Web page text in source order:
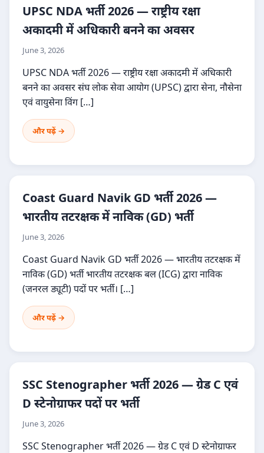
UPSC NDA भर्ती 2026 — राष्ट्रीय रक्षा
अकादमी में अधिकारी बनने का अवसर
June 3, 2026
UPSC NDA भर्ती 2026 — राष्ट्रीय रक्षा अकादमी में अधिकारी
बनने का अवसर संघ लोक सेवा आयोग (UPSC) द्वारा सेना, नौसेना
एवं वायुसेना विंग […]
और पढ़ें →
Coast Guard Navik GD भर्ती 2026 —
भारतीय तटरक्षक में नाविक (GD) भर्ती
June 3, 2026
Coast Guard Navik GD भर्ती 2026 — भारतीय तटरक्षक में
नाविक (GD) भर्ती भारतीय तटरक्षक बल (ICG) द्वारा नाविक
(जनरल ड्यूटी) पदों पर भर्ती। […]
और पढ़ें →
SSC Stenographer भर्ती 2026 — ग्रेड C एवं
D स्टेनोग्राफर पदों पर भर्ती
June 3, 2026
SSC Stenographer भर्ती 2026 — ग्रेड C एवं D स्टेनोग्राफर